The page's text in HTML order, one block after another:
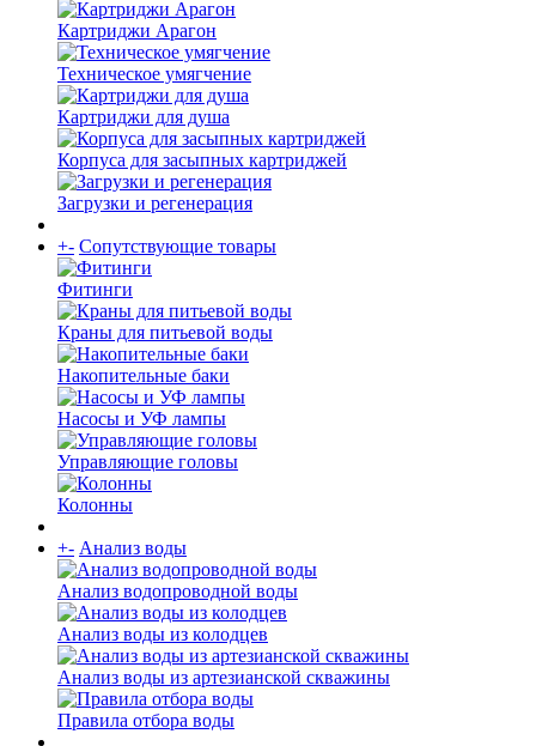
Картриджи Арагон
Техническое умягчение
Картриджи для душа
Корпуса для засыпных картриджей
Загрузки и регенерация
+- Сопутствующие товары
Фитинги
Краны для питьевой воды
Накопительные баки
Насосы и УФ лампы
Управляющие головы
Колонны
+- Анализ воды
Анализ водопроводной воды
Анализ воды из колодцев
Анализ воды из артезианской скважины
Правила отбора воды